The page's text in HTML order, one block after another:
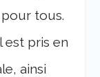
tous.
est pris en
ainsi